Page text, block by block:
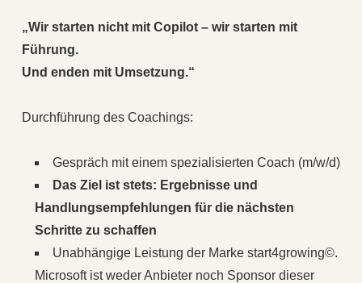
„Wir starten nicht mit Copilot – wir starten mit
Führung.
Und enden mit Umsetzung.“
Durchführung des Coachings:
Gespräch mit einem spezialisierten Coach (m/w/d)
Das Ziel ist stets: Ergebnisse und
Handlungsempfehlungen für die nächsten
Schritte zu schaffen
Unabhängige Leistung der Marke start4growing©.
Microsoft ist weder Anbieter noch Sponsor dieser